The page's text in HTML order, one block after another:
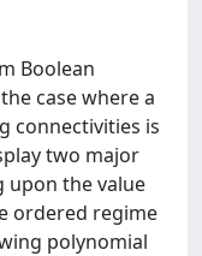
Boolean
case where a
connectivities is
two major
upon the value
ordered regime
polynomial